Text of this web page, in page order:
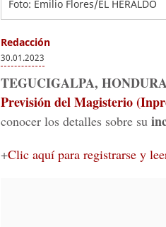
Foto: Emilio Flores/EL HERALDO
Redacción
30.01.2023
TEGUCIGALPA,
Previsión del Magisterio
conocer los detalles sobre su
+Clic aquí para registrarse y